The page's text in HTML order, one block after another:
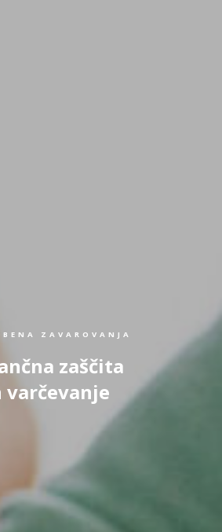
ZAVAROVANJA
zaščita
varčevanje